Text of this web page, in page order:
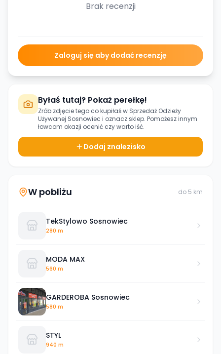
Brak recenzji
Zaloguj się aby dodać recenzję
Byłaś tutaj? Pokaż perełkę!
Zrób zdjęcie tego co kupiłaś w Sprzedaż Odzieży
Używanej Sosnowiec i oznacz sklep. Pomożesz innym
łowcom okazji ocenić czy warto iść.
Dodaj znalezisko
W pobliżu do 5 km
TekStylowo Sosnowiec
280 m
MODA MAX
560 m
GARDEROBA Sosnowiec
580 m
STYL
940 m